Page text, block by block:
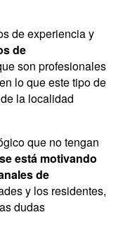
de experiencia y
de
son profesionales
lo que este tipo de
la localidad
que no tengan
se está motivando
de
y los residentes,
dudas